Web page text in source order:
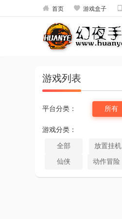
 首页  游戏盒子 
游戏列表
平台分类： 所有
游戏分类：
全部 放置挂机
仙侠 动作冒险